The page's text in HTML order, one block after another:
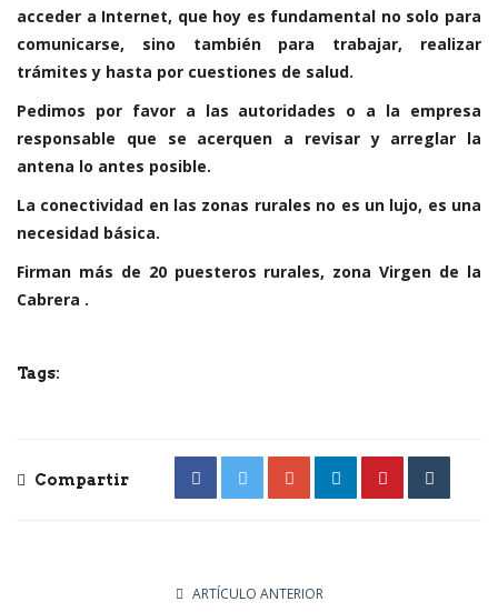
acceder a Internet, que hoy es fundamental no solo para
comunicarse, sino también para trabajar, realizar
trámites y hasta por cuestiones de salud.
Pedimos por favor a las autoridades o a la empresa
responsable que se acerquen a revisar y arreglar la
antena lo antes posible.
La conectividad en las zonas rurales no es un lujo, es una
necesidad básica.
Firman más de 20 puesteros rurales, zona Virgen de la
Cabrera .
Tags:
Compartir
ARTÍCULO ANTERIOR